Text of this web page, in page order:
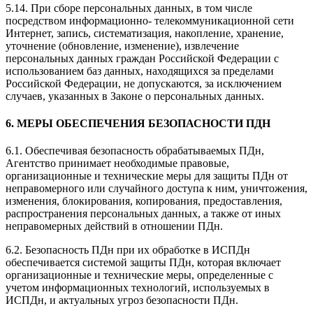
5.14. При сборе персональных данных, в том числе
посредством информационно- телекоммуникационной сети
Интернет, запись, систематизация, накопление, хранение,
уточнение (обновление, изменение), извлечение
персональных данных граждан Российской Федерации с
использованием баз данных, находящихся за пределами
Российской Федерации, не допускаются, за исключением
случаев, указанных в Законе о персональных данных.
6. МЕРЫ ОБЕСПЕЧЕНИЯ БЕЗОПАСНОСТИ ПДН
6.1. Обеспечивая безопасность обрабатываемых ПДн,
Агентство принимает необходимые правовые,
организационные и технические меры для защиты ПДн от
неправомерного или случайного доступа к ним, уничтожения,
изменения, блокирования, копирования, предоставления,
распространения персональных данных, а также от иных
неправомерных действий в отношении ПДн.
6.2. Безопасность ПДн при их обработке в ИСПДн
обеспечивается системой защиты ПДн, которая включает
организационные и технические меры, определенные с
учетом информационных технологий, используемых в
ИСПДн, и актуальных угроз безопасности ПДн.